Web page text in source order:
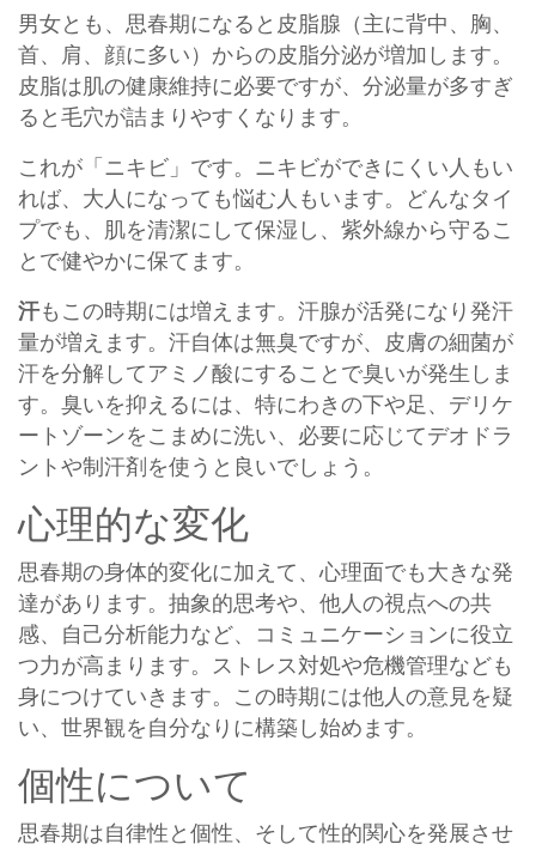
男女とも、思春期になると皮脂腺（主に背中、胸、
首、肩、顔に多い）からの皮脂分泌が増加します。
皮脂は肌の健康維持に必要ですが、分泌量が多すぎ
ると毛穴が詰まりやすくなります。
これが「ニキビ」です。ニキビができにくい人もい
れば、大人になっても悩む人もいます。どんなタイ
プでも、肌を清潔にして保湿し、紫外線から守るこ
とで健やかに保てます。
汗もこの時期には増えます。汗腺が活発になり発汗
量が増えます。汗自体は無臭ですが、皮膚の細菌が
汗を分解してアミノ酸にすることで臭いが発生しま
す。臭いを抑えるには、特にわきの下や足、デリケ
ートゾーンをこまめに洗い、必要に応じてデオドラ
ントや制汗剤を使うと良いでしょう。
心理的な変化
思春期の身体的変化に加えて、心理面でも大きな発
達があります。抽象的思考や、他人の視点への共
感、自己分析能力など、コミュニケーションに役立
つ力が高まります。ストレス対処や危機管理なども
身につけていきます。この時期には他人の意見を疑
い、世界観を自分なりに構築し始めます。
個性について
思春期は自律性と個性、そして性的関心を発展させ